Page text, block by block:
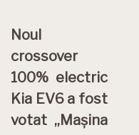
Noul
crossover
100% electric
Kia EV6 a fost
votat „Mașina